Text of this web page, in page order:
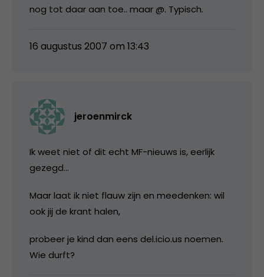
nog tot daar aan toe.. maar @. Typisch.
16 augustus 2007 om 13:43
jeroenmirck
Ik weet niet of dit echt MF-nieuws is, eerlijk
gezegd…
Maar laat ik niet flauw zijn en meedenken: wil
ook jij de krant halen,
probeer je kind dan eens del.icio.us noemen.
Wie durft?